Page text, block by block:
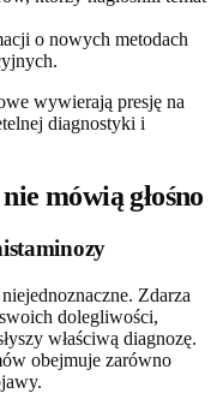
o nowych metodach
wywierają presję na
diagnostyki i
mówią głośno
Zdarza
dolegliwości,
właściwą diagnozę.
obejmuje zarówno